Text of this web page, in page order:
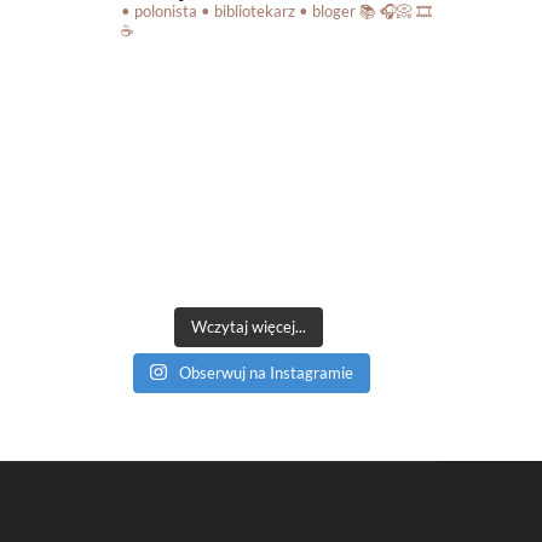
• polonista • bibliotekarz • bloger📚 🎧📀 🎞️
☕️
Wczytaj więcej...
Obserwuj na Instagramie